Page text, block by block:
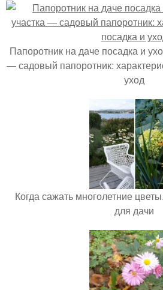
Папоротник на даче посадка и
— садовый папоротник:
уход
Когда сажать многолетние
для дачи